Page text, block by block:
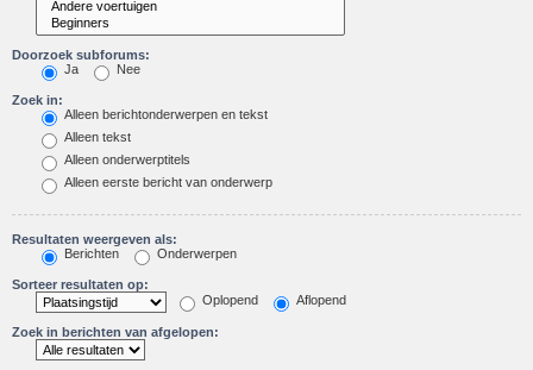
Doorzoek subforums:
Ja
Nee
Zoek in:
Alleen berichtonderwerpen en tekst
Alleen tekst
Alleen onderwerptitels
Alleen eerste bericht van onderwerp
Resultaten weergeven als:
Berichten
Onderwerpen
Sorteer resultaten op:
Oplopend
Aflopend
Zoek in berichten van afgelopen: